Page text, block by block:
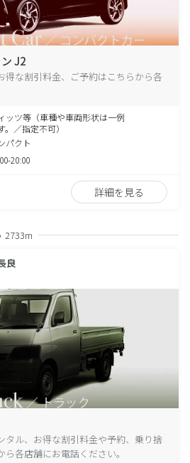
J2
得な割引料金、ご予約はこちらから各
ッツ等（車種や車両形状は一例
。／指定不可）
パクト
20:00
詳細を見る
2733m
良
タル、お得な割引料金や予約、乗り捨
各店舗にお電話ください。